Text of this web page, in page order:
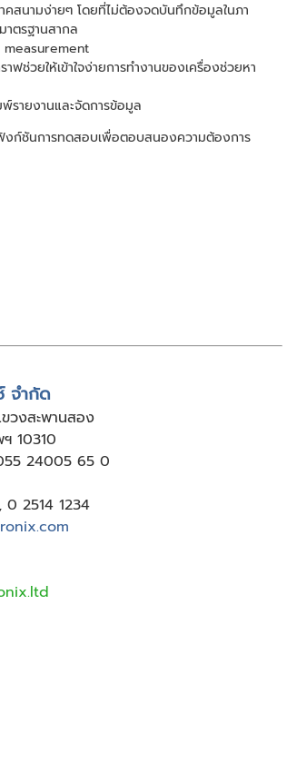
สนามง่ายๆ โดยที่ไม่ต้องจดบันทึกข้อมูลในภา
ตรฐานสากล
measurement
ช่วยให้เข้าใจง่ายการทำงานของเครื่องช่วยหา
รายงานและจัดการข้อมูล
งก์ชันการทดสอบเพื่อตอบสนองความต้องการ
จำกัด
วงสะพานสอง
10310
24005 65 0
, 0 2514 1234